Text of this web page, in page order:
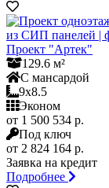
Проект "Артек"
129.6 м²
С мансардой
9x8.5
Эконом
от 1 500 534 р.
Под ключ
от 2 824 164 р.
Заявка на кредит
Подробнее